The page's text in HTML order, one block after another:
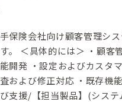
保険会社向け顧客管理シ
。 ＜具体的には＞ ・顧客
開発 ・設定およびカスタ
および修正対応 ・既存機
支援/【担当製品】(シス